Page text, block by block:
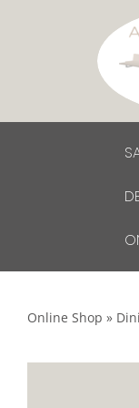
Online Shop »